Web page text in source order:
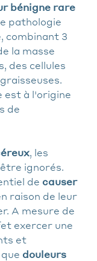
bénigne rare
pathologie
combinant 3
la masse
des cellules
est à l'origine
de
, les
ignorés.
de causer
raison de leur
A mesure de
exercer une
et
douleurs